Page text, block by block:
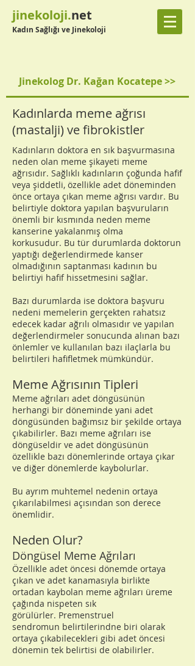
jinekoloji.net
Kadın Sağlığı ve Jinekoloji
Jinekolog Dr. Kağan Kocatepe >>
Kadınlarda meme ağrısı
(mastalji) ve fibrokistler
Kadınların doktora en sık başvurmasına
neden olan meme şikayeti meme
ağrısıdır. Sağlıklı kadınların çoğunda hafif
veya şiddetli, özellikle adet döneminden
önce ortaya çıkan meme ağrısı vardır. Bu
belirtiyle doktora yapılan başvuruların
önemli bir kısmında neden meme
kanserine yakalanmış olma
korkusudur. Bu tür durumlarda doktorun
yaptığı değerlendirmede kanser
olmadığının saptanması kadının bu
belirtiyi hafif hissetmesini sağlar.
Bazı durumlarda ise doktora başvuru
nedeni memelerin gerçekten rahatsız
edecek kadar ağrılı olmasıdır ve yapılan
değerlendirmeler sonucunda alınan bazı
önlemler ve kullanılan bazı ilaçlarla bu
belirtileri hafifletmek mümkündür.
Meme Ağrısının Tipleri
Meme ağrıları adet döngüsünün
herhangi bir döneminde yani adet
döngüsünden bağımsız bir şekilde ortaya
çıkabilirler. Bazı meme ağrıları ise
döngüseldir ve adet döngüsünün
özellikle bazı dönemlerinde ortaya çıkar
ve diğer dönemlerde kaybolurlar.
Bu ayrım muhtemel nedenin ortaya
çıkarılabilmesi açısından son derece
önemlidir.
Neden Olur?
Döngüsel Meme Ağrıları
Özellikle adet öncesi dönemde ortaya
çıkan ve adet kanamasıyla birlikte
ortadan kaybolan meme ağrıları üreme
çağında nispeten sık
görülürler. Premenstruel
sendromun belirtilerindne biri olarak
ortaya çıkabilecekleri gibi adet öncesi
dönemin tek belirtisi de olabilirler.